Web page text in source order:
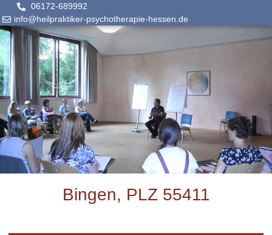
06172-689992
info@heilpraktiker-psychotherapie-hessen.de
Bingen, PLZ 55411